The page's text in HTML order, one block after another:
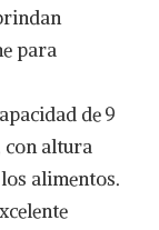
para
de 9
con altura
alimentos.